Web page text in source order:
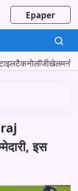
Epaper
टैकनोलॉजीखेल
इस